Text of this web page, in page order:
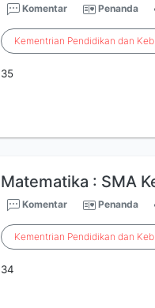
Komentar Penanda
Kementrian Pendidikan dan
35
Matematika : SMA
Komentar Penanda
Kementrian Pendidikan dan
34